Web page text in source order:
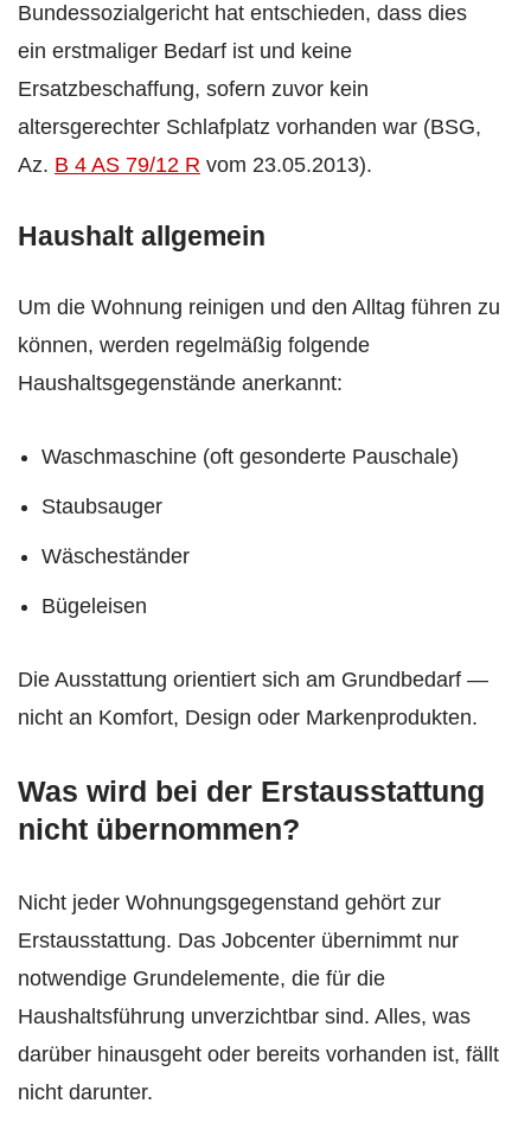
Bundessozialgericht hat entschieden, dass dies
ein erstmaliger Bedarf ist und keine
Ersatzbeschaffung, sofern zuvor kein
altersgerechter Schlafplatz vorhanden war (BSG,
Az. B 4 AS 79/12 R vom 23.05.2013).
Haushalt allgemein
Um die Wohnung reinigen und den Alltag führen zu
können, werden regelmäßig folgende
Haushaltsgegenstände anerkannt:
Waschmaschine (oft gesonderte Pauschale)
Staubsauger
Wäscheständer
Bügeleisen
Die Ausstattung orientiert sich am Grundbedarf —
nicht an Komfort, Design oder Markenprodukten.
Was wird bei der Erstausstattung
nicht übernommen?
Nicht jeder Wohnungsgegenstand gehört zur
Erstausstattung. Das Jobcenter übernimmt nur
notwendige Grundelemente, die für die
Haushaltsführung unverzichtbar sind. Alles, was
darüber hinausgeht oder bereits vorhanden ist, fällt
nicht darunter.